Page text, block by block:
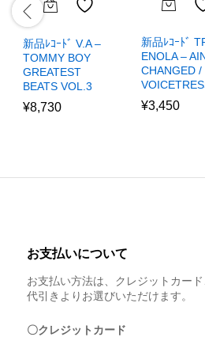
新品ﾚｺｰﾄﾞ V.A –
TOMMY BOY
GREATEST
BEATS VOL.3
¥8,730
新品ﾚｺｰﾄﾞ
ENOLA –
CHANGED /
¥3,450
お支払いについて
お支払い方法は、クレジットカード
代引きよりお選びいただけます。
〇クレジットカード